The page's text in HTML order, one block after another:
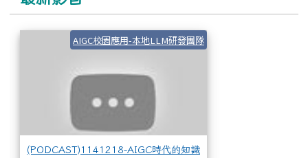
AIGC校園應用-本地LLM研發團隊
(PODCAST)1141218-AIGC時代的知識